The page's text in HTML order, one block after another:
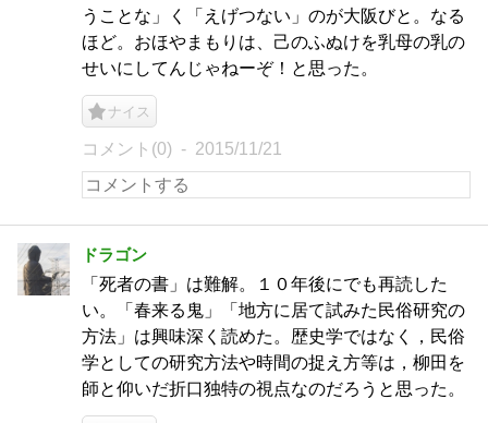
うことな」く「えげつない」のが大阪びと。なる
ほど。おほやまもりは、己のふぬけを乳母の乳の
せいにしてんじゃねーぞ！と思った。
ナイス
コメント(0) 2015/11/21
ドラゴン
「死者の書」は難解。１０年後にでも再読した
い。「春来る鬼」「地方に居て試みた民俗研究の
方法」は興味深く読めた。歴史学ではなく，民俗
学としての研究方法や時間の捉え方等は，柳田を
師と仰いだ折口独特の視点なのだろうと思った。